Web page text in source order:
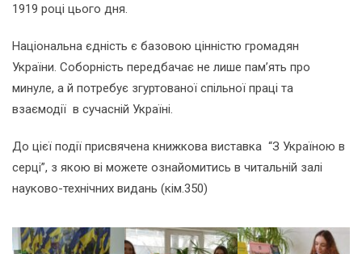
1919 році цього дня.
Національна єдність є базовою цінністю громадян
України. Соборність передбачає не лише пам’ять про
минуле, а й потребує згуртованої спільної праці та
взаємодії в сучасній Україні.
До цієї події присвячена книжкова виставка “З Україною в
серці”, з якою ві можете ознайомитись в читальній залі
науково-технічних видань (кім.350)